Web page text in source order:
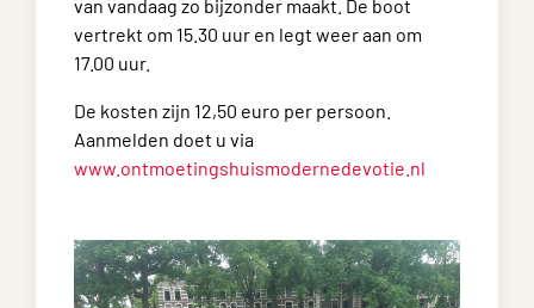
van vandaag zo bijzonder maakt. De boot
vertrekt om 15.30 uur en legt weer aan om
17.00 uur.
De kosten zijn 12,50 euro per persoon.
Aanmelden doet u via
www.ontmoetingshuismodernedevotie.nl